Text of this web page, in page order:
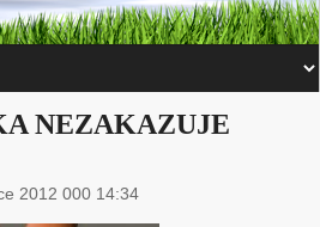
NEZAKAZUJE
2012 000 14:34